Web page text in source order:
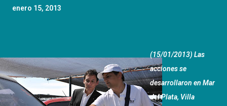
enero 15, 2013
(15/01/2013) Las
acciones se
desarrollaron en Mar
del Plata, Villa